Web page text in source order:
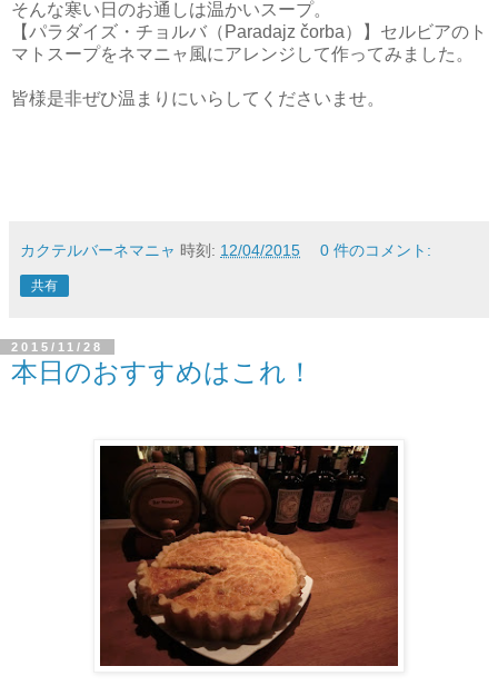
そんな寒い日のお通しは温かいスープ。
【パラダイズ・チョルバ（Paradajz čorba）】セルビアのト
マトスープをネマニャ風にアレンジして作ってみました。
皆様是非ぜひ温まりにいらしてくださいませ。
カクテルバーネマニャ 時刻: 12/04/2015 0 件のコメント:
共有
2015/11/28
本日のおすすめはこれ！